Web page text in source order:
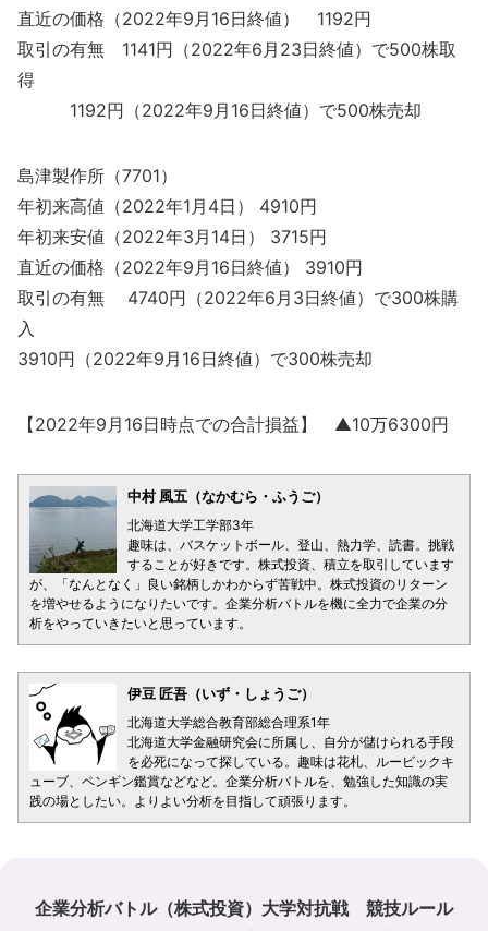
直近の価格（2022年9月16日終値） 1192円
取引の有無 1141円（2022年6月23日終値）で500株取
得
1192円（2022年9月16日終値）で500株売却
島津製作所（7701）
年初来高値（2022年1月4日） 4910円
年初来安値（2022年3月14日） 3715円
直近の価格（2022年9月16日終値） 3910円
取引の有無 4740円（2022年6月3日終値）で300株購
入
3910円（2022年9月16日終値）で300株売却
【2022年9月16日時点での合計損益】 ▲10万6300円
中村 風五（なかむら・ふうご）
北海道大学工学部3年
趣味は、バスケットボール、登山、熱力学、読書。挑戦
することが好きです。株式投資、積立を取引しています
が、「なんとなく」良い銘柄しかわからず苦戦中。株式投資のリターン
を増やせるようになりたいです。企業分析バトルを機に全力で企業の分
析をやっていきたいと思っています。
伊豆 匠吾（いず・しょうご）
北海道大学総合教育部総合理系1年
北海道大学金融研究会に所属し、自分が儲けられる手段
を必死になって探している。趣味は花札、ルービックキ
ューブ、ペンギン鑑賞などなど。企業分析バトルを、勉強した知識の実
践の場としたい。よりよい分析を目指して頑張ります。
企業分析バトル（株式投資）大学対抗戦 競技ルール